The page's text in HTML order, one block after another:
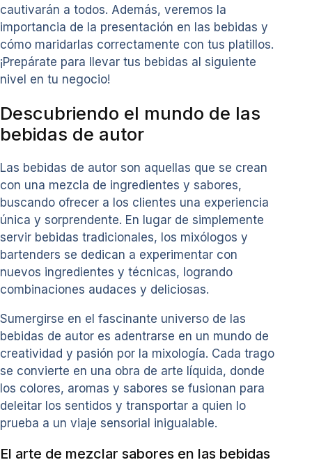
cautivarán a todos. Además, veremos la
importancia de la presentación en las bebidas y
cómo maridarlas correctamente con tus platillos.
¡Prepárate para llevar tus bebidas al siguiente
nivel en tu negocio!
Descubriendo el mundo de las
bebidas de autor
Las bebidas de autor son aquellas que se crean
con una mezcla de ingredientes y sabores,
buscando ofrecer a los clientes una experiencia
única y sorprendente. En lugar de simplemente
servir bebidas tradicionales, los mixólogos y
bartenders se dedican a experimentar con
nuevos ingredientes y técnicas, logrando
combinaciones audaces y deliciosas.
Sumergirse en el fascinante universo de las
bebidas de autor es adentrarse en un mundo de
creatividad y pasión por la mixología. Cada trago
se convierte en una obra de arte líquida, donde
los colores, aromas y sabores se fusionan para
deleitar los sentidos y transportar a quien lo
prueba a un viaje sensorial inigualable.
El arte de mezclar sabores en las bebidas